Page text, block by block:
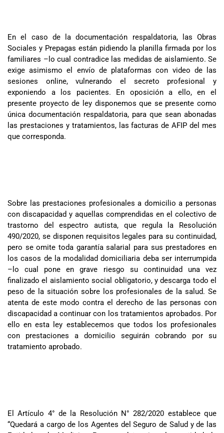
En el caso de la documentación respaldatoria, las Obras
Sociales y Prepagas están pidiendo la planilla firmada por los
familiares –lo cual contradice las medidas de aislamiento. Se
exige asimismo el envío de plataformas con video de las
sesiones online, vulnerando el secreto profesional y
exponiendo a los pacientes. En oposición a ello, en el
presente proyecto de ley disponemos que se presente como
única documentación respaldatoria, para que sean abonadas
las prestaciones y tratamientos, las facturas de AFIP del mes
que corresponda.
Sobre las prestaciones profesionales a domicilio a personas
con discapacidad y aquellas comprendidas en el colectivo de
trastorno del espectro autista, que regula la Resolución
490/2020, se disponen requisitos legales para su continuidad,
pero se omite toda garantía salarial para sus prestadores en
los casos de la modalidad domiciliaria deba ser interrumpida
–lo cual pone en grave riesgo su continuidad una vez
finalizado el aislamiento social obligatorio, y descarga todo el
peso de la situación sobre los profesionales de la salud. Se
atenta de este modo contra el derecho de las personas con
discapacidad a continuar con los tratamientos aprobados. Por
ello en esta ley establecemos que todos los profesionales
con prestaciones a domicilio seguirán cobrando por su
tratamiento aprobado.
El Artículo 4° de la Resolución N° 282/2020 establece que
“Quedará a cargo de los Agentes del Seguro de Salud y de las